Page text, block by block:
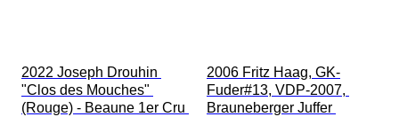
2022 Joseph Drouhin
"Clos des Mouches"
(Rouge) - Beaune 1er Cru
2006 Fritz Haag, GK-
Fuder#13, VDP-2007,
Brauneberger Juffer